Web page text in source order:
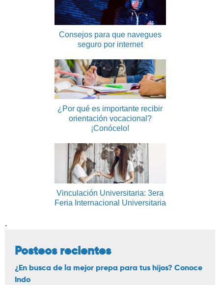
Consejos para que navegues
seguro por internet
¿Por qué es importante recibir
orientación vocacional?
¡Conócelo!
Vinculación Universitaria: 3era
Feria Internacional Universitaria
.
Posteos recientes
¿En busca de la mejor prepa para tus hijos? Conoce
Indo